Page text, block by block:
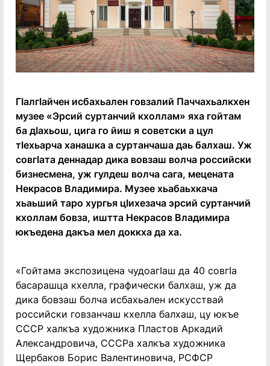
ГӏалгӀайчен исбахьален говзалий Паччахьалкхен
музее «Эрсий суртанчий кхоллам» яха гойтам
ба дӀахьош, цига го йиш я советски а цул
тӀехьарча ханашка а суртанчаша даь балхаш. Уж
совгӀата деннадар дика вовзаш волча российски
бизнесмена, уж гулдеш волча сага, мецената
Некрасов Владимира. Музее хьабаьхкача
хьаьший таро хургья цӀихезача эрсий суртанчий
кхоллам бовза, иштта Некрасов Владимира
юкъедена дакъа мел доккха да ха.
«Гойтама экспозицена чудоагӀаш да 40 совгӀа
басарашца кхелла, графически балхаш, уж да
дика бовзаш болча исбахьален искусствай
российски говзанчаш кхелла балхаш, цу юкъе
СССР халкъа художника Пластов Аркадий
Александровича, СССРа халкъа художника
Щербаков Борис Валентиновича, РСФСР